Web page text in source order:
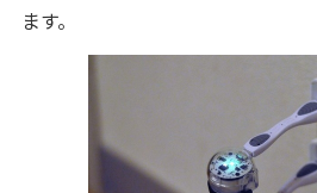
ます。